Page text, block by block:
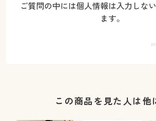
ご質問の中には個人情報は入力しな
ます。
この商品を見た人は